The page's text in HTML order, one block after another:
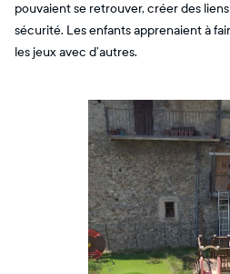
pouvaient se retrouver, créer des
sécurité. Les enfants apprenaient à
les jeux avec d’autres.